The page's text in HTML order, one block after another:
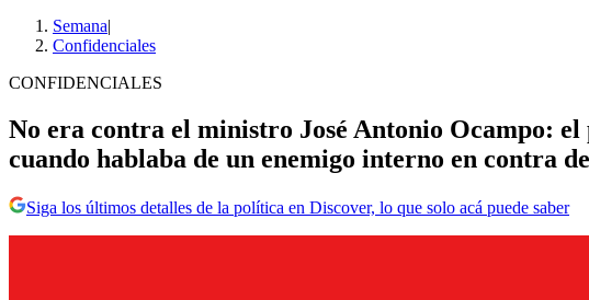
Semana|
Confidenciales
CONFIDENCIALES
No era contra el ministro José Antonio Ocampo:
cuando hablaba de un enemigo interno en contra
Siga los últimos detalles de la política en Discover, lo que solo acá puede saber